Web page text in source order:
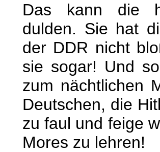
Das kann die
dulden. Sie hat
der DDR nicht
sie sogar! Und
zum nächtlichen
Deutschen, die
zu faul und feige
Mores zu lehren!